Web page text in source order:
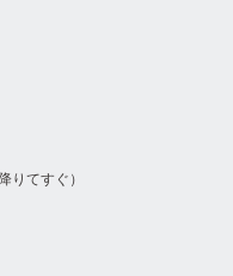
りてすぐ）